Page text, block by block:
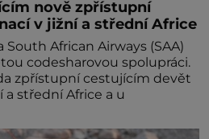
nově zpřístupní
v jižní a střední Africe
African Airways (SAA)
codesharovou spolupráci.
zpřístupní cestujícím devět
střední Africe a u